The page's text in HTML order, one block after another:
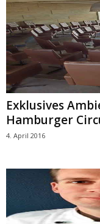
Exklusives
Hamburger
4. April 2016